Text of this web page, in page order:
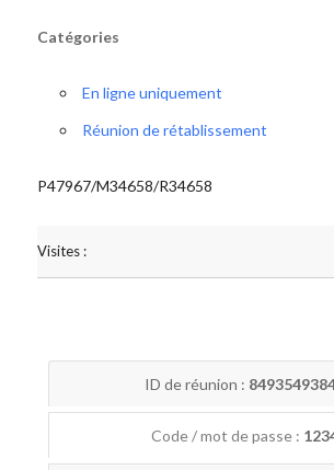
Catégories
En ligne uniquement
Réunion de rétablissement
P47967/M34658/R34658
Visites :
ID de réunion :
Code / mot de passe :